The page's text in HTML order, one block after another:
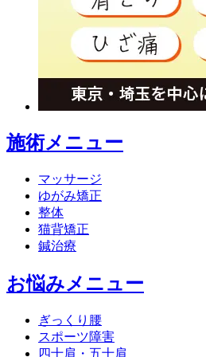
施術メニュー
マッサージ
ゆがみ矯正
整体
猫背矯正
鍼治療
お悩みメニュー
ぎっくり腰
スポーツ障害
四十肩・五十肩